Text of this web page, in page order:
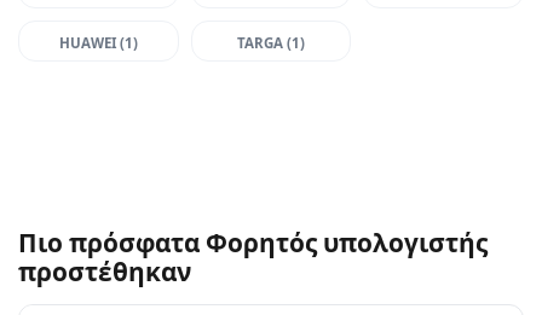
HUAWEI (1) TARGA (1)
Πιο πρόσφατα Φορητός υπολογιστής
προστέθηκαν